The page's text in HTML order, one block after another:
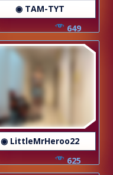
◉ TAM-TYT
649
◉ LittleMrHeroo22
625